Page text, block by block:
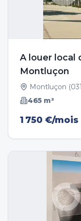
A louer local
Montluçon
Montluçon (
465 m²
1 750 €/mois